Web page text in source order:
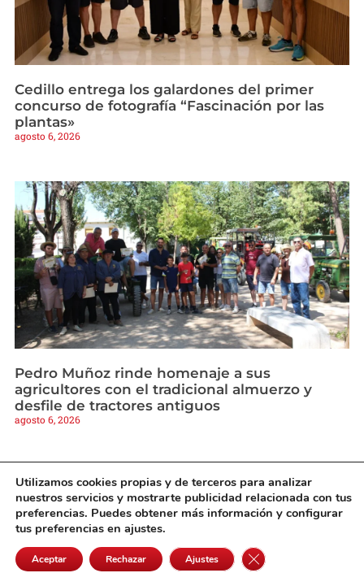
Cedillo entrega los galardones del primer
concurso de fotografía “Fascinación por las
plantas»
agosto 6, 2026
Pedro Muñoz rinde homenaje a sus
agricultores con el tradicional almuerzo y
desfile de tractores antiguos
agosto 6, 2026
Utilizamos cookies propias y de terceros para analizar
nuestros servicios y mostrarte publicidad relacionada con tus
preferencias. Puedes obtener más información y configurar
tus preferencias en ajustes.
Aceptar Rechazar Ajustes Cerrar el banner de